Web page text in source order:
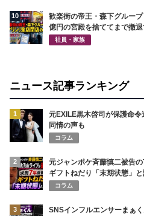
10
歓楽街の帝王・森下グルー
億円の宮殿を捨ててまで撤
社員・家族
ニュース記事ランキング
1
元EXILE黒木啓司が保護命
同情の声も
コラム
2
元ジャンポケ斉藤慎二被告
ギフトねだり「末期状態」
コラム
3
SNSインフルエンサーまぁ